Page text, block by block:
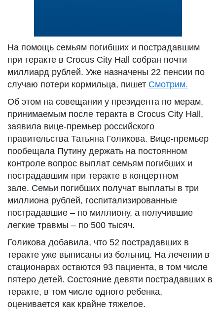
На помощь семьям погибших и пострадавшим
при теракте в Crocus City Hall собран почти
миллиард рублей. Уже назначены 22 пенсии по
случаю потери кормильца, пишет Смотрим.
Об этом на совещании у президента по мерам,
принимаемым после теракта в Crocus City Hall,
заявила вице-премьер российского
правительства Татьяна Голикова. Вице-премьер
пообещала Путину держать на постоянном
контроле вопрос выплат семьям погибших и
пострадавшим при теракте в концертном
зале. Семьи погибших получат выплаты в три
миллиона рублей, госпитализированные
пострадавшие – по миллиону, а получившие
легкие травмы – по 500 тысяч.
Голикова добавила, что 52 пострадавших в
теракте уже выписаны из больниц. На лечении в
стационарах остаются 93 пациента, в том числе
пятеро детей. Состояние девяти пострадавших в
теракте, в том числе одного ребенка,
оценивается как крайне тяжелое.